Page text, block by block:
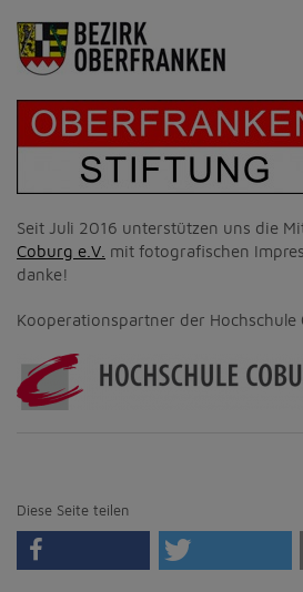
Seit Juli 2016 unterstützen uns die
Coburg e.V. mit fotografischen
danke!
Kooperationspartner der Hochschule
Diese Seite teilen